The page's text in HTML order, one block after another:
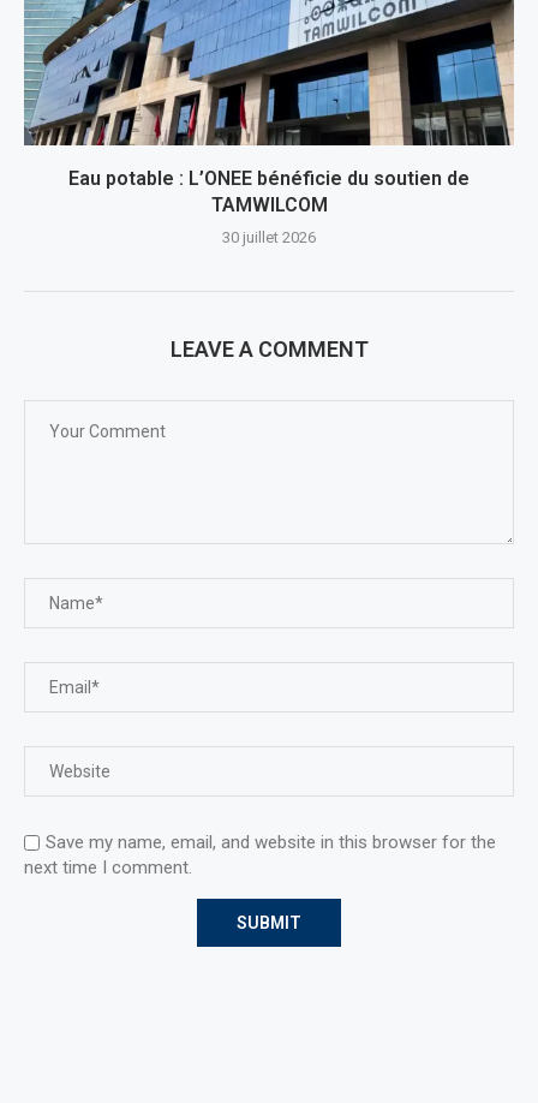
Eau potable : L’ONEE bénéficie du soutien de
TAMWILCOM
30 juillet 2026
LEAVE A COMMENT
Save my name, email, and website in this browser for the
next time I comment.